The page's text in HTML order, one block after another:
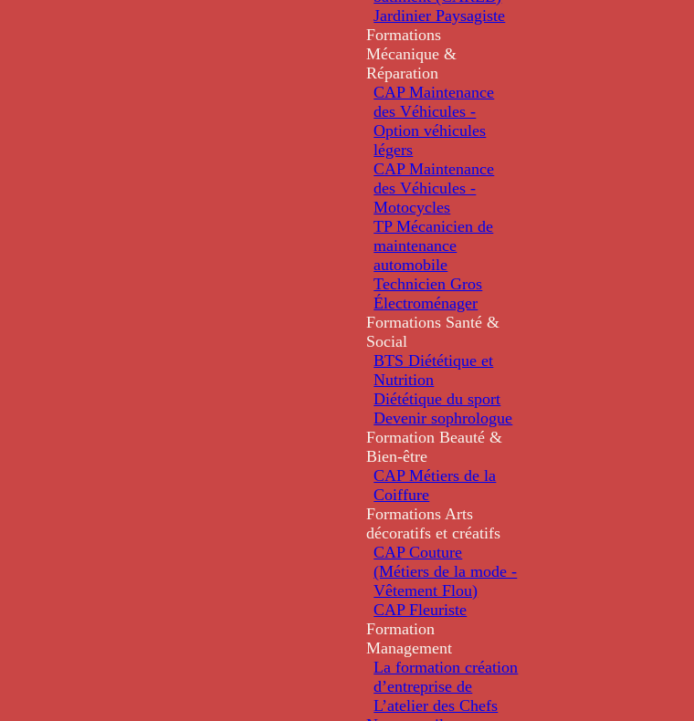
Jardinier Paysagiste
Formations
Mécanique &
Réparation
CAP Maintenance
des Véhicules -
Option véhicules
légers
CAP Maintenance
des Véhicules -
Motocycles
TP Mécanicien de
maintenance
automobile
Technicien Gros
Électroménager
Formations Santé &
Social
BTS Diététique et
Nutrition
Diététique du sport
Devenir sophrologue
Formation Beauté &
Bien-être
CAP Métiers de la
Coiffure
Formations Arts
décoratifs et créatifs
CAP Couture
(Métiers de la mode -
Vêtement Flou)
CAP Fleuriste
Formation
Management
La formation création
d’entreprise de
L’atelier des Chefs